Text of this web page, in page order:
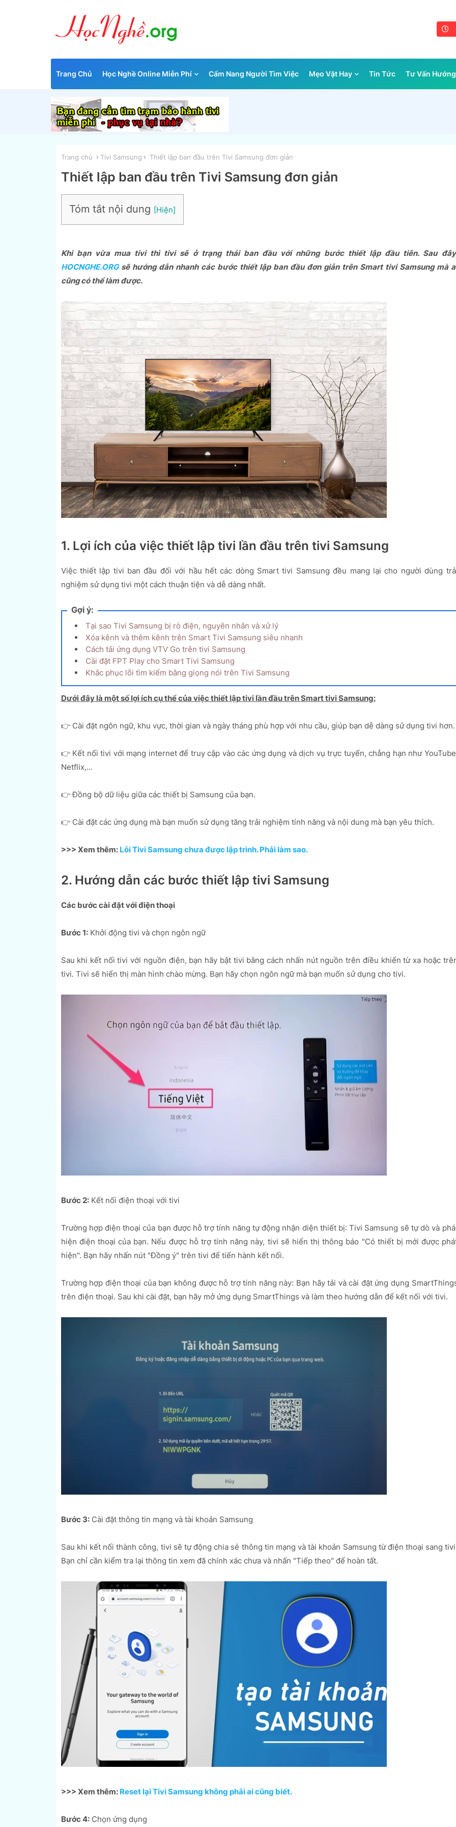
Trang Chủ Học Nghề Online Miễn Phí Cẩm Nang Người Tìm Việc Mẹo Vặt Hay Tin Tức Tư Vấn
Trang chủ Tivi Samsung Thiết lập ban đầu trên Tivi Samsung đơn giản
Thiết lập ban đầu trên Tivi Samsung đơn giản
Tóm tắt nội dung
Khi bạn vừa mua tivi thì tivi sẽ ở trạng thái ban đầu với những bước thiết lập đầu tiên. Sau
HOCNGHE.ORGsẽ hướng dẫn nhanh các bước thiết lập ban đầu đơn giản trên Smart tivi Samsung mà
cũng có thể làm được.
1. Lợi ích của việc thiết lập tivi lần đầu trên tivi Samsung
Việc thiết lập tivi ban đầu đối với hầu hết các dòng Smart tivi Samsung đều mang lại cho người dùng
nghiệm sử dụng tivi một cách thuận tiện và dễ dàng nhất.
Gợi ý:
Tại sao Tivi Samsung bị rò điện, nguyên nhân và xử lý
Xóa kênh và thêm kênh trên Smart Tivi Samsung siêu nhanh
Cách tải ứng dụng VTV Go trên tivi Samsung
Cài đặt FPT Play cho Smart Tivi Samsung
Khắc phục lỗi tìm kiếm bằng giọng nói trên Tivi Samsung
Dưới đây là một số lợi ích cụ thể của việc thiết lập tivi lần đầu trên Smart tivi Samsung:
👉 Cài đặt ngôn ngữ, khu vực, thời gian và ngày tháng phù hợp với nhu cầu, giúp bạn dễ dàng sử dụng tivi
👉 Kết nối tivi với mạng internet để truy cập vào các ứng dụng và dịch vụ trực tuyến, chẳng hạn như
Netflix,...
👉 Đồng bộ dữ liệu giữa các thiết bị Samsung của bạn.
👉 Cài đặt các ứng dụng mà bạn muốn sử dụng tăng trải nghiệm tính năng và nội dung mà bạn yêu thích.
>>> Xem thêm: Lỗi Tivi Samsung chưa được lập trình. Phải làm sao.
2. Hướng dẫn các bước thiết lập tivi Samsung
Các bước cài đặt với điện thoại
Bước 1:Khởi động tivi và chọn ngôn ngữ
Sau khi kết nối tivi với nguồn điện, bạn hãy bật tivi bằng cách nhấn nút nguồn trên điều khiển từ xa hoặc
tivi. Tivi sẽ hiển thị màn hình chào mừng. Bạn hãy chọn ngôn ngữ mà bạn muốn sử dụng cho tivi.
Bước 2:Kết nối điện thoại với tivi
Trường hợp điện thoại của bạn được hỗ trợ tính năng tự động nhận diện thiết bị: Tivi Samsung sẽ tự dò và
hiện điện thoại của bạn. Nếu được hỗ trợ tính năng này, tivi sẽ hiển thị thông báo "Có thiết bị mới được
hiện". Bạn hãy nhấn nút "Đồng ý" trên tivi để tiến hành kết nối.
Trường hợp điện thoại của bạn không được hỗ trợ tính năng này: Bạn hãy tải và cài đặt ứng dụng
trên điện thoại. Sau khi cài đặt, bạn hãy mở ứng dụng SmartThings và làm theo hướng dẫn để kết nối với tivi.
Bước 3:Cài đặt thông tin mạng và tài khoản Samsung
Sau khi kết nối thành công, tivi sẽ tự động chia sẻ thông tin mạng và tài khoản Samsung từ điện thoại sang
Bạn chỉ cần kiểm tra lại thông tin xem đã chính xác chưa và nhấn "Tiếp theo" để hoàn tất.
>>> Xem thêm: Reset lại Tivi Samsung không phải ai cũng biết.
Bước 4:Chọn ứng dụng